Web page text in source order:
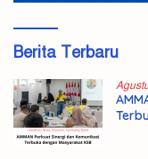
Berita Terbaru